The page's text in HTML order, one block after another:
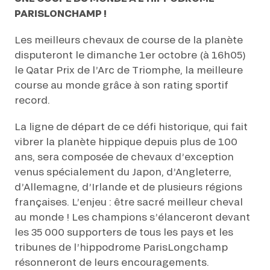
PARISLONCHAMP !
Les meilleurs chevaux de course de la planète
disputeront le dimanche 1er octobre (à 16h05)
le Qatar Prix de l’Arc de Triomphe, la meilleure
course au monde grâce à son rating sportif
record.
La ligne de départ de ce défi historique, qui fait
vibrer la planète hippique depuis plus de 100
ans, sera composée de chevaux d’exception
venus spécialement du Japon, d’Angleterre,
d’Allemagne, d’Irlande et de plusieurs régions
françaises. L’enjeu : être sacré meilleur cheval
au monde ! Les champions s’élanceront devant
les 35 000 supporters de tous les pays et les
tribunes de l’hippodrome ParisLongchamp
résonneront de leurs encouragements.